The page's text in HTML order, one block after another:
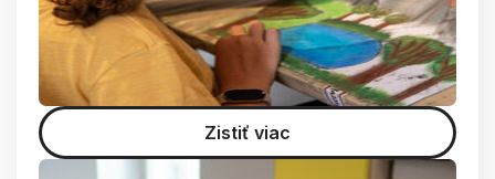
Zistiť viac